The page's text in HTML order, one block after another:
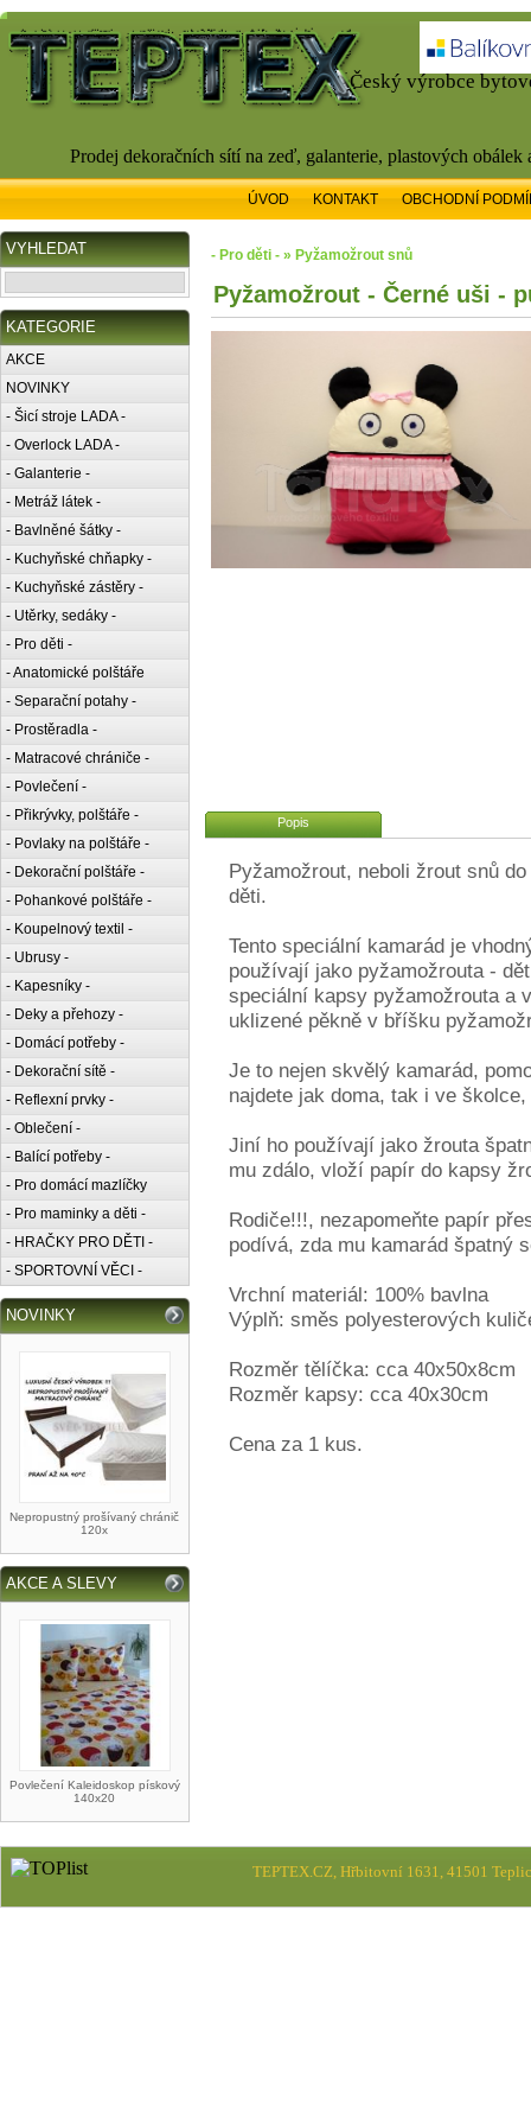
Český výrobce
Prodej dekoračních sítí na zeď, galanterie, plastových
ÚVOD KONTAKT OBCHODNÍ
VYHLEDAT
KATEGORIE
AKCE
NOVINKY
- Šicí stroje LADA -
- Overlock LADA -
- Galanterie -
- Metráž látek -
- Bavlněné šátky -
- Kuchyňské chňapky -
- Kuchyňské zástěry -
- Utěrky, sedáky -
- Pro děti -
- Anatomické polštáře
- Separační potahy -
- Prostěradla -
- Matracové chrániče -
- Povlečení -
- Přikrývky, polštáře -
- Povlaky na polštáře -
- Dekorační polštáře -
- Pohankové polštáře -
- Koupelnový textil -
- Ubrusy -
- Kapesníky -
- Deky a přehozy -
- Domácí potřeby -
- Dekorační sítě -
- Reflexní prvky -
- Oblečení -
- Balící potřeby -
- Pro domácí mazlíčky
- Pro maminky a děti -
- HRAČKY PRO DĚTI -
- SPORTOVNÍ VĚCI -
NOVINKY
Nepropustný prošívaný chránič
120x
AKCE A SLEVY
Povlečení Kaleidoskop pískový
140x20
- Pro děti - » Pyžamožrout snů
Pyžamožrout - Černé uši -
Popis
Pyžamožrout, neboli žrout snů
děti.
Tento speciální kamarád je
používají jako pyžamožrouta -
speciální kapsy pyžamožrouta a
uklizené pěkně v bříšku
Je to nejen skvělý kamarád,
najdete jak doma, tak i ve
Jiní ho používají jako žrouta
mu zdálo, vloží papír do kapsy
Rodiče!!!, nezapomeňte papír
podívá, zda mu kamarád špatný
Vrchní materiál: 100% bavlna
Výplň: směs polyesterových
Rozměr tělíčka: cca 40x50x8cm
Rozměr kapsy: cca 40x30cm
Cena za 1 kus.
TEPTEX.CZ, Hřbitovní 1631, 41501